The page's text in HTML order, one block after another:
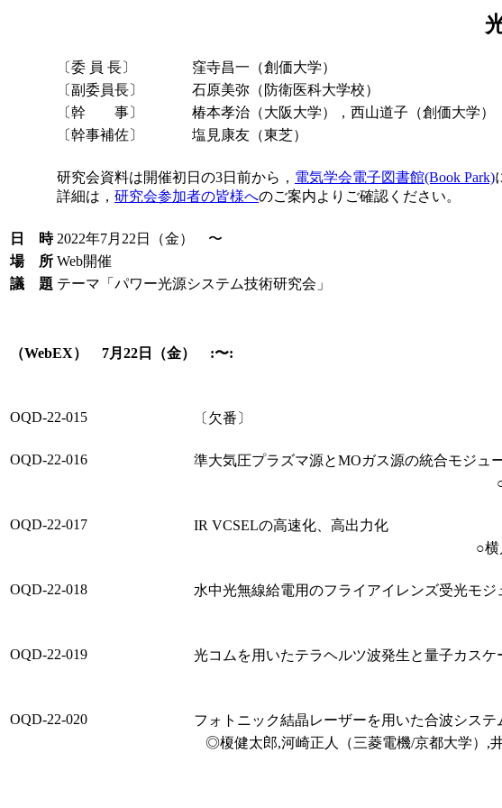
〔委 員 長〕
窪寺昌一（創価大学）
〔副委員長〕
石原美弥（防衛医科大学校）
〔幹 事〕
椿本孝治（大阪大学），西山道子（創価大学）
〔幹事補佐〕
塩見康友（東芝）
研究会資料は開催初日の3日前から， 電気学会電子図書館(Book Park)
詳細は， 研究会参加者の皆様へのご案内よりご確認ください。
日 時 2022年7月22日（金） 〜
場 所 Web開催
議 題 テーマ「パワー光源システム技術研究会」
（WebEX） 7月22日（金） :〜:
OQD-22-015 〔欠番〕
OQD-22-016
準大気圧プラズマ源とMOガス源の統合モジュ
OQD-22-017
IR VCSELの高速化、高出力化
○横
OQD-22-018
水中光無線給電用のフライアイレンズ受光モジ
OQD-22-019
光コムを用いたテラヘルツ波発生と量子カス
OQD-22-020
フォトニック結晶レーザーを用いた合波システ
◎榎健太郎,河崎正人（三菱電機/京都大学）,